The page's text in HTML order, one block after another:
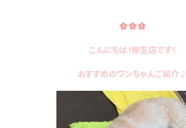
こんにちは！柳生店です！
おすすめのワンちゃんご紹介♪